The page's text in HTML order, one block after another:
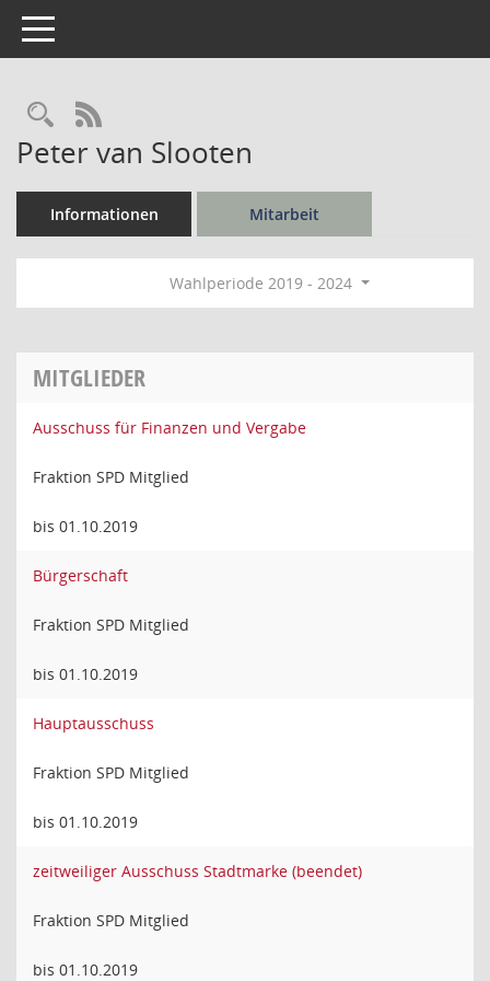
Toggle navigation
Rechercheauswahl
RSS-Feed
Peter van Slooten
Informationen Mitarbeit
Wahlperiode 2019 - 2024
MITGLIEDER
Ausschuss für Finanzen und Vergabe
Fraktion SPD Mitglied
bis 01.10.2019
Bürgerschaft
Fraktion SPD Mitglied
bis 01.10.2019
Hauptausschuss
Fraktion SPD Mitglied
bis 01.10.2019
zeitweiliger Ausschuss Stadtmarke (beendet)
Fraktion SPD Mitglied
bis 01.10.2019